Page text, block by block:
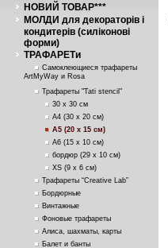
НОВИЙ ТОВАР***
МОЛДИ для декораторів і
кондитерів (силіконові
форми)
ТРАФАРЕТи
Самоклеющиеся трафареты
ArtMyWay и Rosa
Трафареты "Tati stencil"
30 х 30 см
А4 (30 х 20 см)
А5 (20 х 15 см)
А6 (15 х 10 см)
бордюр (29 х 10 см)
ХS (9 х 6 см)
Трафареты “Creative Lab”
Бордюрные
Винтажные
Фоновые трафареты
Алиса, шахматы, карты
Балет и банты